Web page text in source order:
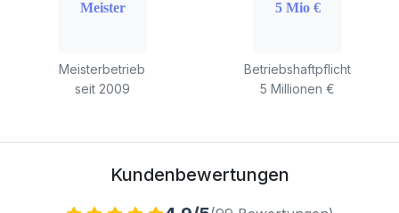
Meisterbetrieb
seit 2009
Betriebshaftpflicht
5 Millionen €
Kundenbewertungen